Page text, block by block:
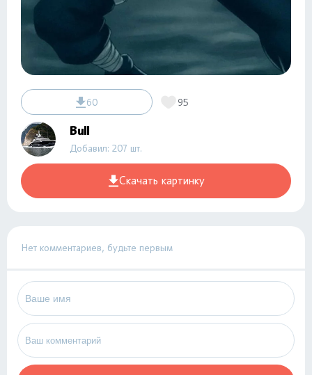
60 95
Bull
Добавил: 207 шт.
Скачать картинку
Нет комментариев, будьте первым